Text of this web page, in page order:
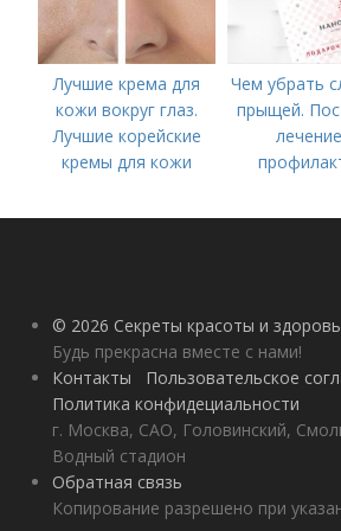
Лучшие крема для
кожи вокруг глаз.
Лучшие корейские
кремы для кожи
году
Чем убрать
прыщей.
© 2026 Секреты красоты и
Будь прекрасна вместе с нами!
Контакты
Пользовательское
Политика конфидециальности
г. Москва, САО, Головинский,
Водный стадион
Обратная связь
Копирование разрешено при